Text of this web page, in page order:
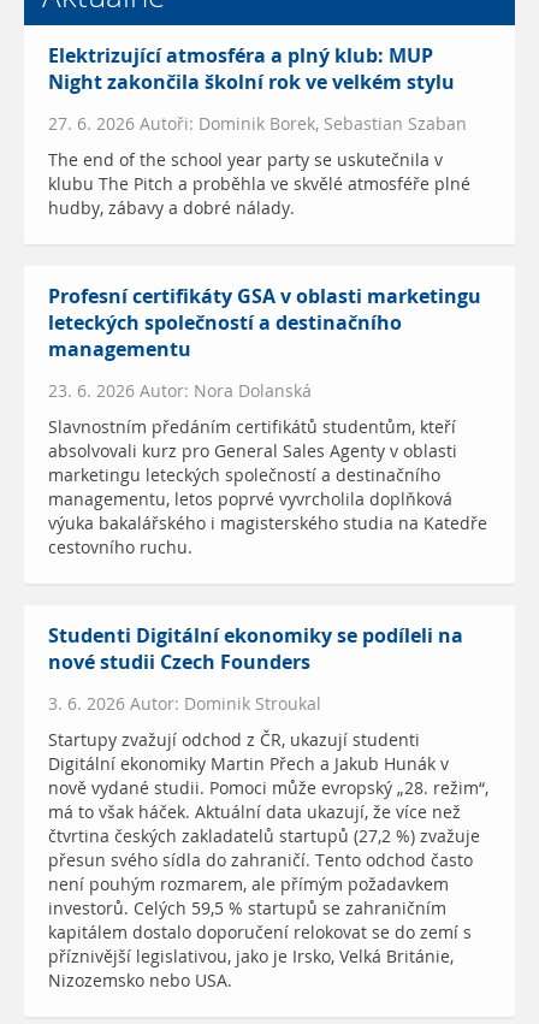
Elektrizující atmosféra a plný klub: MUP
Night zakončila školní rok ve velkém stylu
27. 6. 2026 Autoři: Dominik Borek, Sebastian Szaban
The end of the school year party se uskutečnila v
klubu The Pitch a proběhla ve skvělé atmosféře plné
hudby, zábavy a dobré nálady.
Profesní certifikáty GSA v oblasti marketingu
leteckých společností a destinačního
managementu
23. 6. 2026 Autor: Nora Dolanská
Slavnostním předáním certifikátů studentům, kteří
absolvovali kurz pro General Sales Agenty v oblasti
marketingu leteckých společností a destinačního
managementu, letos poprvé vyvrcholila doplňková
výuka bakalářského i magisterského studia na Katedře
cestovního ruchu.
Studenti Digitální ekonomiky se podíleli na
nové studii Czech Founders
3. 6. 2026 Autor: Dominik Stroukal
Startupy zvažují odchod z ČR, ukazují studenti
Digitální ekonomiky Martin Přech a Jakub Hunák v
nově vydané studii. Pomoci může evropský „28. režim“,
má to však háček. Aktuální data ukazují, že více než
čtvrtina českých zakladatelů startupů (27,2 %) zvažuje
přesun svého sídla do zahraničí. Tento odchod často
není pouhým rozmarem, ale přímým požadavkem
investorů. Celých 59,5 % startupů se zahraničním
kapitálem dostalo doporučení relokovat se do zemí s
příznivější legislativou, jako je Irsko, Velká Británie,
Nizozemsko nebo USA.